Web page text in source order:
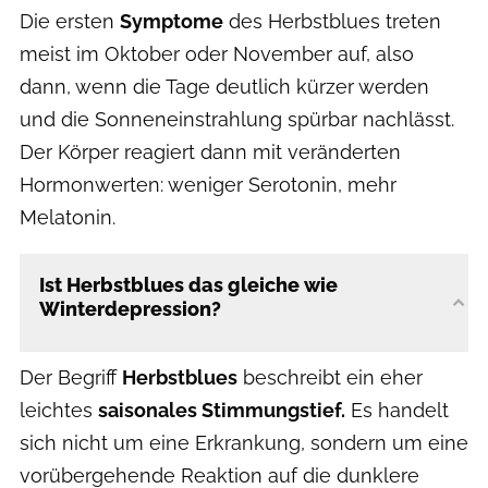
Die ersten Symptome des Herbstblues treten
meist im Oktober oder November auf, also
dann, wenn die Tage deutlich kürzer werden
und die Sonneneinstrahlung spürbar nachlässt.
Der Körper reagiert dann mit veränderten
Hormonwerten: weniger Serotonin, mehr
Melatonin.
Ist Herbstblues das gleiche wie
Winterdepression?
Der Begriff Herbstblues beschreibt ein eher
leichtes saisonales Stimmungstief. Es handelt
sich nicht um eine Erkrankung, sondern um eine
vorübergehende Reaktion auf die dunklere